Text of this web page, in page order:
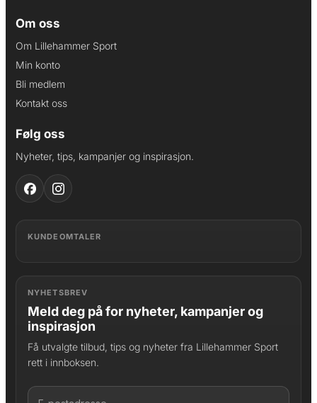
Om oss
Om Lillehammer Sport
Min konto
Bli medlem
Kontakt oss
Følg oss
Nyheter, tips, kampanjer og inspirasjon.
KUNDEOMTALER
NYHETSBREV
Meld deg på for nyheter, kampanjer og
inspirasjon
Få utvalgte tilbud, tips og nyheter fra Lillehammer Sport
rett i innboksen.